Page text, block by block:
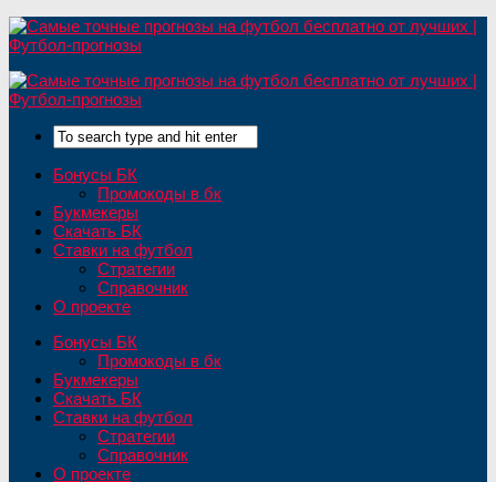
Бонусы БК
Промокоды в бк
Букмекеры
Скачать БК
Ставки на футбол
Стратегии
Справочник
О проекте
Бонусы БК
Промокоды в бк
Букмекеры
Скачать БК
Ставки на футбол
Стратегии
Справочник
О проекте